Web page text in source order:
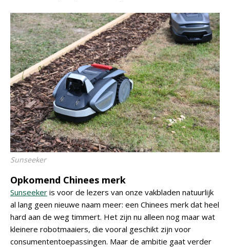
Sunseeker
Opkomend Chinees merk
Sunseeker is voor de lezers van onze vakbladen natuurlijk
al lang geen nieuwe naam meer: een Chinees merk dat heel
hard aan de weg timmert. Het zijn nu alleen nog maar wat
kleinere robotmaaiers, die vooral geschikt zijn voor
consumententoepassingen. Maar de ambitie gaat verder